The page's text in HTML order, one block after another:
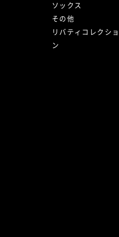
ソックス
その他
リバティコレクショ
ン